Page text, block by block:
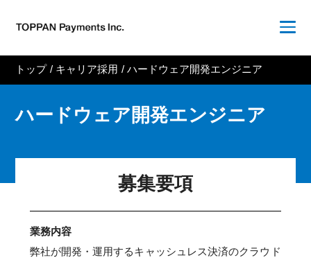
トップ / キャリア採用 / ハードウェア開発エンジニア
ハードウェア開発エンジニア
募集要項
業務内容
弊社が開発・運用するキャッシュレス決済のクラウド